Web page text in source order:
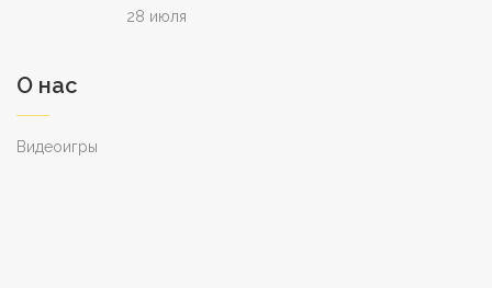
28 июля
О нас
Видеоигры